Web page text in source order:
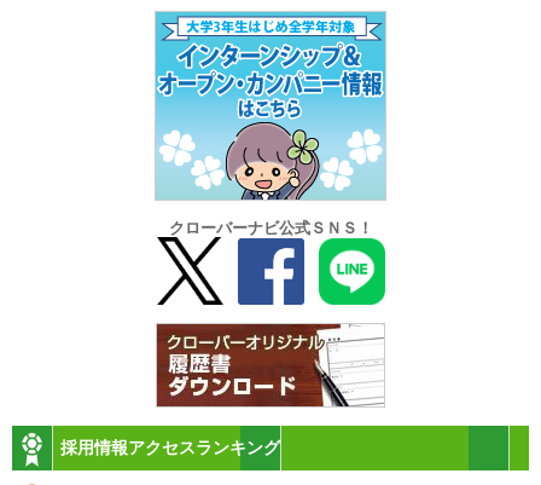
クローバーナビ公式ＳＮＳ！
採用情報アクセスランキング